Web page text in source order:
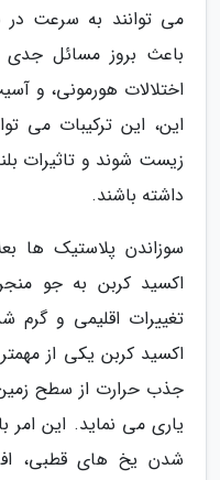
می توانند به سرعت
باعث بروز مسائل جدی
اختلالات هورمونی، و
این، این ترکیبات می
زیست شوند و تاثیرات
داشته باشند.
سوزاندن پلاستیک ها
اکسید کربن به جو
تغییرات اقلیمی و
اکسید کربن یکی از
جذب حرارت از سطح
یاری می نماید. این امر
شدن یخ های قطبی،